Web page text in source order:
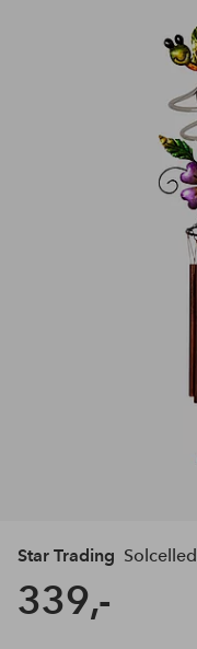
Star Trading
339,-